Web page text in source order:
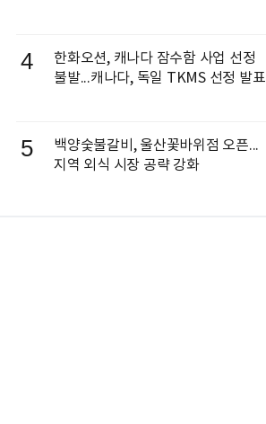
4
한화오션, 캐나다 잠수함 사업 선정
불발...캐나다, 독일 TKMS 선정 발표
5
백양숯불갈비, 울산꽃바위점 오픈...
지역 외식 시장 공략 강화